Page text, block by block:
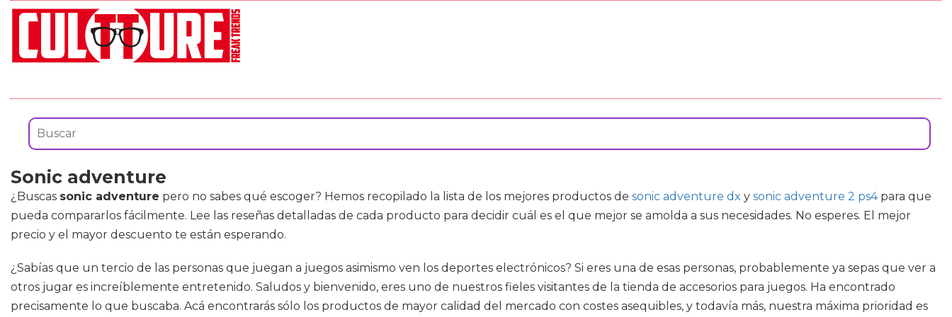
Sonic adventure
¿Buscas sonic adventure pero no sabes qué escoger? Hemos recopilado la lista de los mejores productos de sonic adventure dx y sonic adventure 2 ps4para que
pueda compararlos fácilmente. Lee las reseñas detalladas de cada producto para decidir cuál es el que mejor se amolda a sus necesidades. No esperes. El mejor
precio y el mayor descuento te están esperando.
¿Sabías que un tercio de las personas que juegan a juegos asimismo ven los deportes electrónicos? Si eres una de esas personas, probablemente ya sepas que ver a
otros jugar es increíblemente entretenido. Saludos y bienvenido, eres uno de nuestros fieles visitantes de la tienda de accesorios para juegos. Ha encontrado
precisamente lo que buscaba. Acá encontrarás sólo los productos de mayor calidad del mercado con costes asequibles, y todavía más, nuestra máxima prioridad es